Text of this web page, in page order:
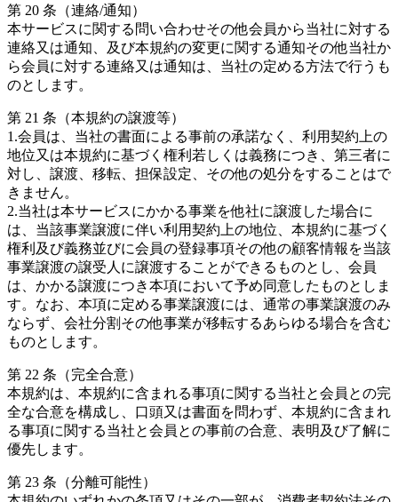
第 20 条（連絡/通知）
本サービスに関する問い合わせその他会員から当社に対する
連絡又は通知、及び本規約の変更に関する通知その他当社か
ら会員に対する連絡又は通知は、当社の定める方法で行うも
のとします。
第 21 条（本規約の譲渡等）
1.会員は、当社の書面による事前の承諾なく、利用契約上の
地位又は本規約に基づく権利若しくは義務につき、第三者に
対し、譲渡、移転、担保設定、その他の処分をすることはで
きません。
2.当社は本サービスにかかる事業を他社に譲渡した場合に
は、当該事業譲渡に伴い利用契約上の地位、本規約に基づく
権利及び義務並びに会員の登録事項その他の顧客情報を当該
事業譲渡の譲受人に譲渡することができるものとし、会員
は、かかる譲渡につき本項において予め同意したものとしま
す。なお、本項に定める事業譲渡には、通常の事業譲渡のみ
ならず、会社分割その他事業が移転するあらゆる場合を含む
ものとします。
第 22 条（完全合意）
本規約は、本規約に含まれる事項に関する当社と会員との完
全な合意を構成し、口頭又は書面を問わず、本規約に含まれ
る事項に関する当社と会員との事前の合意、表明及び了解に
優先します。
第 23 条（分離可能性）